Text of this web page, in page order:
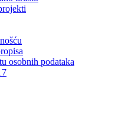
osobnih podataka